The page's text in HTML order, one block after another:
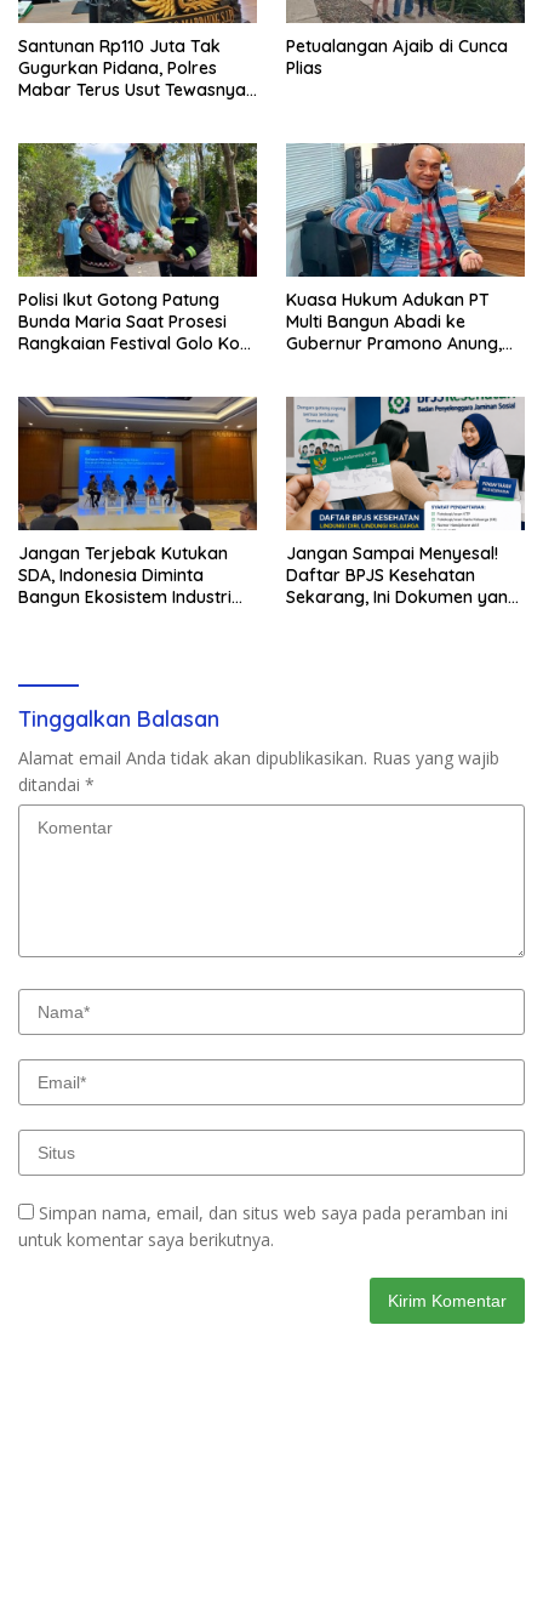
Santunan Rp110 Juta Tak
Gugurkan Pidana, Polres
Mabar Terus Usut Tewasnya
Petualangan Ajaib di Cunca
Plias
Polisi Ikut Gotong Patung
Bunda Maria Saat Prosesi
Rangkaian Festival Golo Koe
Kuasa Hukum Adukan PT
Multi Bangun Abadi ke
Gubernur Pramono Anung,
Jangan Terjebak Kutukan
SDA, Indonesia Diminta
Bangun Ekosistem Industri
Jangan Sampai Menyesal!
Daftar BPJS Kesehatan
Sekarang, Ini Dokumen yang
Tinggalkan Balasan
Alamat email Anda tidak akan dipublikasikan. Ruas yang wajib
ditandai *
Simpan nama, email, dan situs web saya pada peramban ini
untuk komentar saya berikutnya.